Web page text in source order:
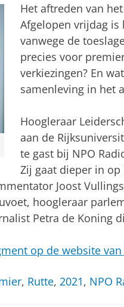
Het aftreden van
Afgelopen vrijdag
vanwege de
precies voor
verkiezingen? En
samenleving in het
Hoogleraar
aan de
te gast bij NPO
Zij gaat dieper in
Joost
hoogleraar
Petra de Koning
op de website van
, Rutte, 2021, NPO